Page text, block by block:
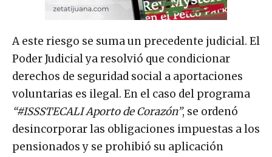
A este riesgo se suma un precedente judicial. El
Poder Judicial ya resolvió que condicionar
derechos de seguridad social a aportaciones
voluntarias es ilegal. En el caso del programa
“#ISSSTECALI Aporto de Corazón”, se ordenó
desincorporar las obligaciones impuestas a los
pensionados y se prohibió su aplicación